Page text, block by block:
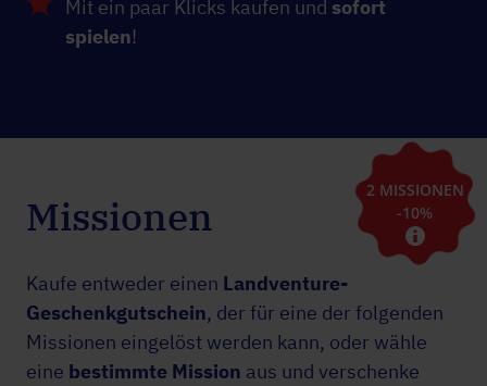
Mit ein paar Klicks kaufen und sofort
spielen!
2 MISSIONEN
-10%
Missionen
Kaufe entweder einen Landventure-
Geschenkgutschein, der für eine der folgenden
Missionen eingelöst werden kann, oder wähle
eine bestimmte Mission aus und verschenke